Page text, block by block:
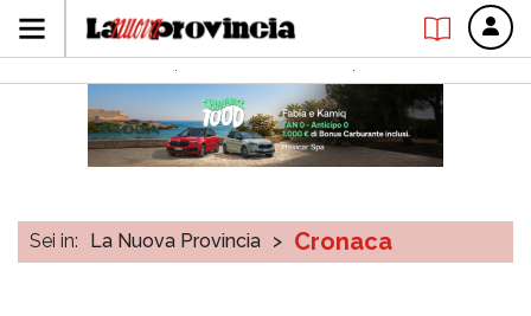
Sei in: La Nuova Provincia > Cronaca